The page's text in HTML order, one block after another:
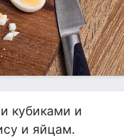
кубиками и
и яйцам.